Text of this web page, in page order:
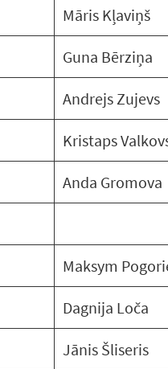
Māris Kļaviņš
Guna Bērziņa
Andrejs Zujevs
Kristaps
Anda Gromova
Maksym
Dagnija Loča
Jānis Šliseris